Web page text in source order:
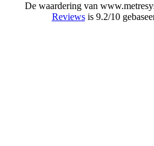
De waardering van
Reviewsis 9.2/10